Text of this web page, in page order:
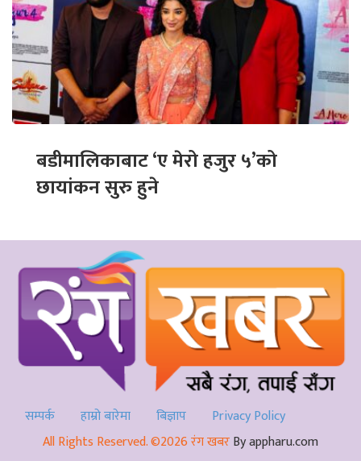
बडीमालिकाबाट ‘ए मेरो हजुर ५’को
छायांकन सुरु हुने
सम्पर्क हाम्रो बारेमा बिज्ञाप
Privacy Policy
All Rights Reserved. ©2026 रंग खबरBy appharu.com